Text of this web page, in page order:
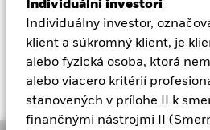
Individuálni investori
Individuálny investor,
klient a súkromný klient, je
alebo fyzická osoba, ktorá
alebo viacero kritérií
stanovených v prílohe II k
finančnými nástrojmi II
Dňa 28. októbra 2025 bude
obchodných línií tohto fondu
obchodovania alebo